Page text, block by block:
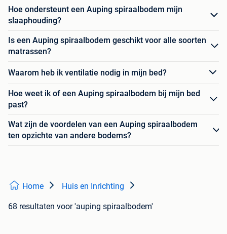
Hoe ondersteunt een Auping spiraalbodem mijn
slaaphouding?
Is een Auping spiraalbodem geschikt voor alle soorten
matrassen?
Waarom heb ik ventilatie nodig in mijn bed?
Hoe weet ik of een Auping spiraalbodem bij mijn bed
past?
Wat zijn de voordelen van een Auping spiraalbodem
ten opzichte van andere bodems?
Home Huis en Inrichting
68 resultaten voor 'auping spiraalbodem'